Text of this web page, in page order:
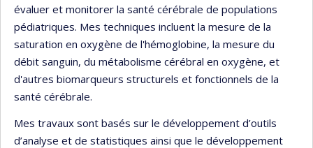
évaluer et monitorer la santé cérébrale de populations
pédiatriques. Mes techniques incluent la mesure de la
saturation en oxygène de l'hémoglobine, la mesure du
débit sanguin, du métabolisme cérébral en oxygène, et
d'autres biomarqueurs structurels et fonctionnels de la
santé cérébrale.
Mes travaux sont basés sur le développement d’outils
d’analyse et de statistiques ainsi que le développement